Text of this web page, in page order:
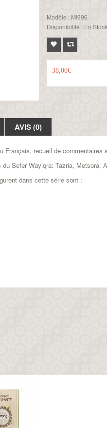
Modèle :MI996
Disponibilité :En Stock
38,00€
AVIS (0)
Français, recueil de commentaires
Sefer Wayiqra: Tazria, Metsora,
dans cette série sont :